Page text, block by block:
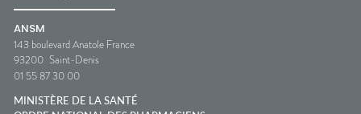
ANSM
143 boulevard Anatole France
93200 Saint-Denis
01 55 87 30 00
MINISTÈRE DE LA SANTÉ